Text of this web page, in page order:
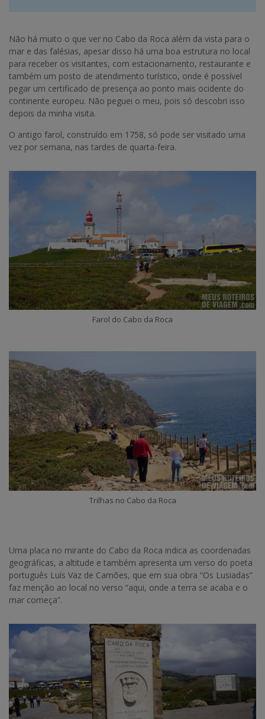
Não há muito o que ver no Cabo da Roca além da vista para o
mar e das falésias, apesar disso há uma boa estrutura no local
para receber os visitantes, com estacionamento, restaurante e
também um posto de atendimento turístico, onde é possível
pegar um certificado de presença ao ponto mais ocidente do
continente europeu. Não peguei o meu, pois só descobri isso
depois da minha visita.
O antigo farol, construído em 1758, só pode ser visitado uma
vez por semana, nas tardes de quarta-feira.
Farol do Cabo da Roca
Trilhas no Cabo da Roca
Uma placa no mirante do Cabo da Roca indica as coordenadas
geográficas, a altitude e também apresenta um verso do poeta
português Luís Vaz de Camões, que em sua obra “Os Lusiadas”
faz menção ao local no verso “aqui, onde a terra se acaba e o
mar começa”.